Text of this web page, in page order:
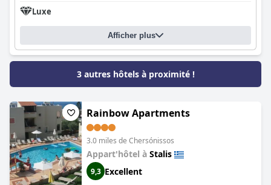
Luxe
Afficher plus
3 autres hôtels à proximité !
Rainbow Apartments
3.0 miles de Chersónissos
Appart'hôtel à Stalis
9,3 Excellent